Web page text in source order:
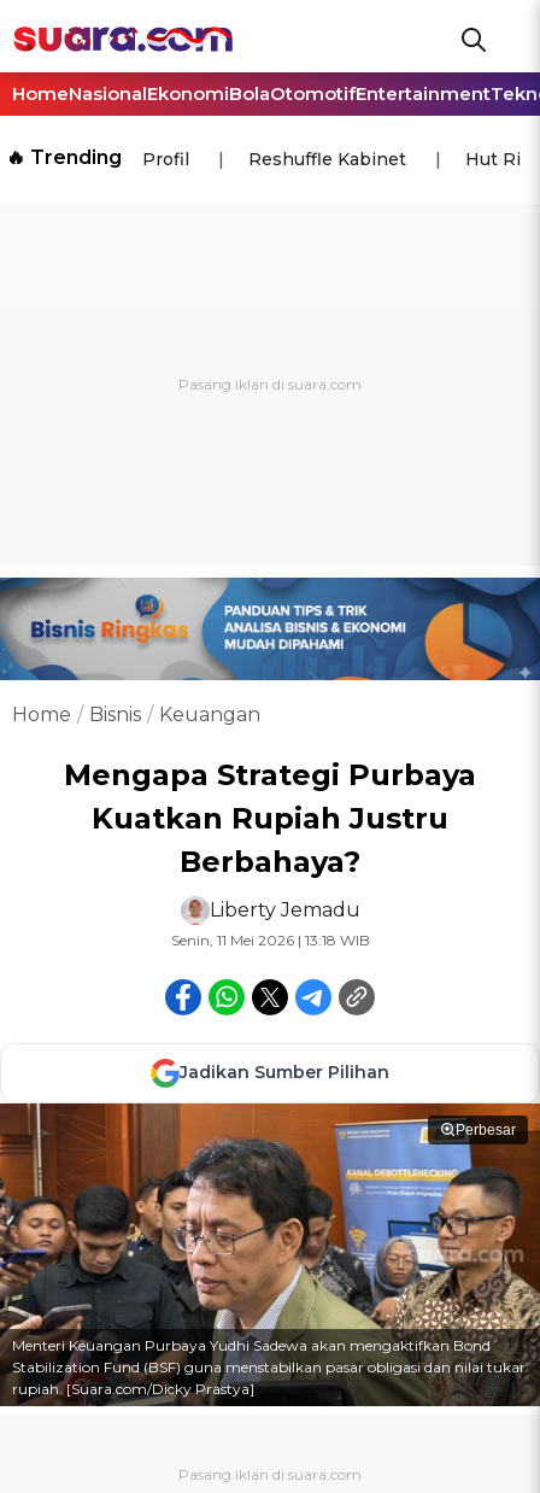
HomeNasionalEkonomiBolaOtomotifEntertainment
🔥 Trending Profil Reshuffle Kabinet Hut Ri
Home Bisnis Keuangan
Mengapa Strategi Purbaya
Kuatkan Rupiah Justru
Berbahaya?
Liberty Jemadu
Senin, 11 Mei 2026 | 13:18 WIB
Jadikan Sumber Pilihan
Perbesar
Menteri Keuangan Purbaya Yudhi Sadewa akan mengaktifkan Bond
Stabilization Fund (BSF) guna menstabilkan pasar obligasi dan nilai tukar
rupiah. [Suara.com/Dicky Prastya]